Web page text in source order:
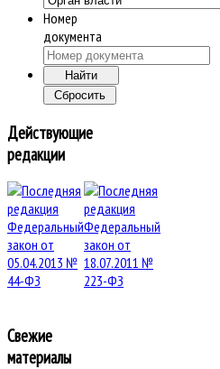
Номер
документа
Действующие
редакции
Свежие
материалы